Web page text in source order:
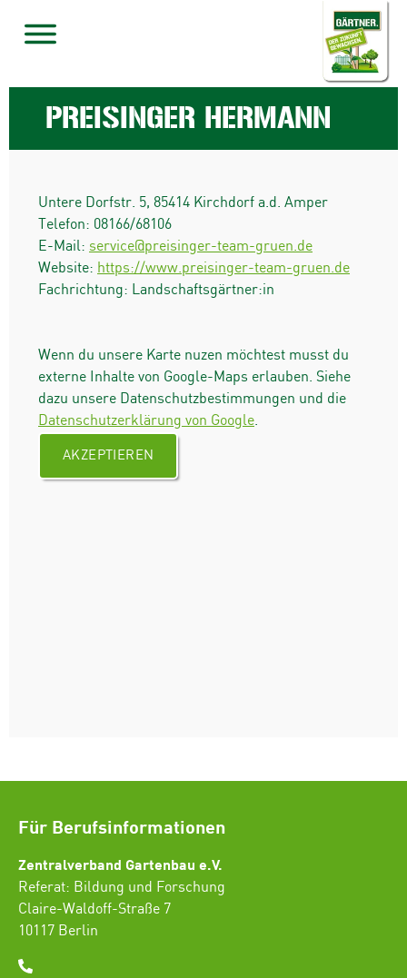
PREISINGER HERMANN
Untere Dorfstr. 5, 85414 Kirchdorf a.d. Amper
Telefon: 08166/68106
E-Mail: service@preisinger-team-gruen.de
Website: https://www.preisinger-team-gruen.de
Fachrichtung: Landschaftsgärtner:in
Wenn du unsere Karte nuzen möchtest musst du
externe Inhalte von Google-Maps erlauben. Siehe
dazu unsere Datenschutzbestimmungen und die
Datenschutzerklärung von Google.
AKZEPTIEREN
Für Berufsinformationen
Zentralverband Gartenbau e.V.
Referat: Bildung und Forschung
Claire-Waldoff-Straße 7
10117 Berlin